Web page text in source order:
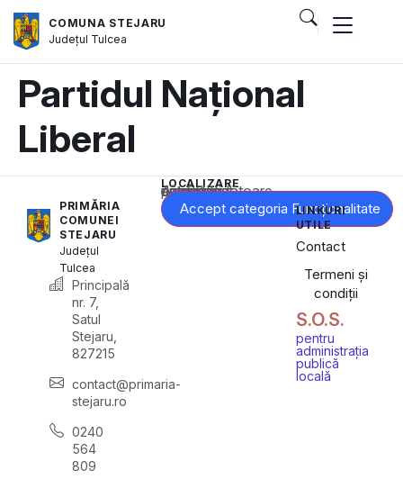
COMUNA STEJARU
Județul Tulcea
Partidul Național
Liberal
PRIMĂRIA
COMUNEI
STEJARU
Județul
Tulcea
Principală
nr. 7,
Satul
Stejaru,
827215
contact@primaria-
stejaru.ro
0240
564
809
LOCALIZARE
Acest conținut este blocat până când acceptați categoria corespunzătoare de cookie-uri.
Accept categoria Funcționalitate
LINKURI
UTILE
Contact
Termeni și
condiții
S.O.S.
pentru
administrația
publică
locală